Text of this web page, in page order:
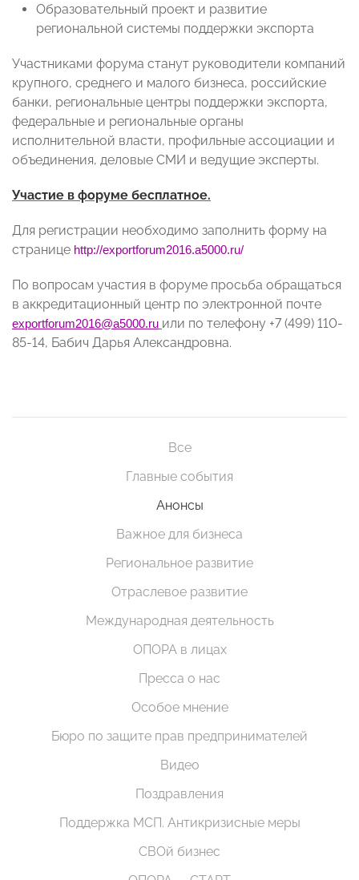
Образовательный проект и развитие
региональной системы поддержки экспорта
Участниками форума станут руководители компаний
крупного, среднего и малого бизнеса, российские
банки, региональные центры поддержки экспорта,
федеральные и региональные органы
исполнительной власти, профильные ассоциации и
объединения, деловые СМИ и ведущие эксперты.
Участие в форуме бесплатное.
Для регистрации необходимо заполнить форму на
странице http://exportforum2016.a5000.ru/
По вопросам участия в форуме просьба обращаться
в аккредитационный центр по электронной почте
exportforum2016@a5000.ru или по телефону +7 (499) 110-
85-14, Бабич Дарья Александровна.
Все
Главные события
Анонсы
Важное для бизнеса
Региональное развитие
Отраслевое развитие
Международная деятельность
ОПОРА в лицах
Пресса о нас
Особое мнение
Бюро по защите прав предпринимателей
Видео
Поздравления
Поддержка МСП. Антикризисные меры
СВОй бизнес